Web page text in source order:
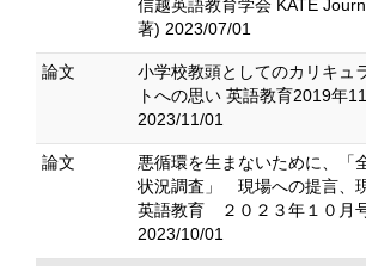
信越英語教育学会 KATE
著) 2023/07/01
論文
小学校教頭としてのカリキュ
トへの思い 英語教育2019年
2023/11/01
論文
悪循環を生まないために、「
状況調査」 現場への提言、
英語教育 ２０２３年１０月
2023/10/01